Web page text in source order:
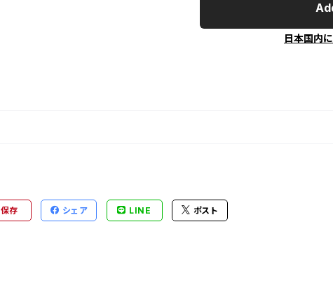
日本国内
保存 シェア LINE ポスト